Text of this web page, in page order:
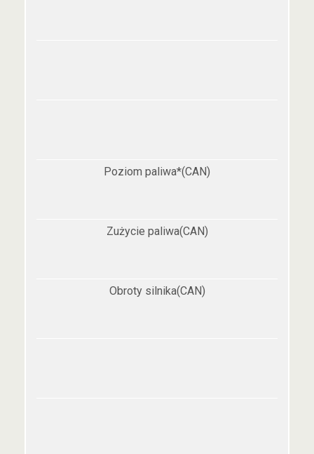
Poziom paliwa*(CAN)
Zużycie paliwa(CAN)
Obroty silnika(CAN)